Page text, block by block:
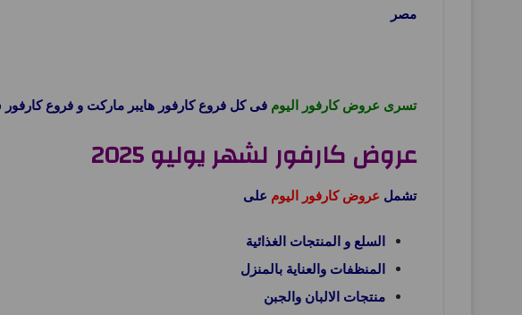
مصر
تسرى عروض كارفور اليوم فى كل فروع كارفور هايبر ماركت و فروع
عروض كارفور لشهر يوليو 2025
تشمل عروض كارفور اليوم على
السلع و المنتجات الغذائية
المنظفات والعناية بالمنزل
منتجات الالبان والجبن